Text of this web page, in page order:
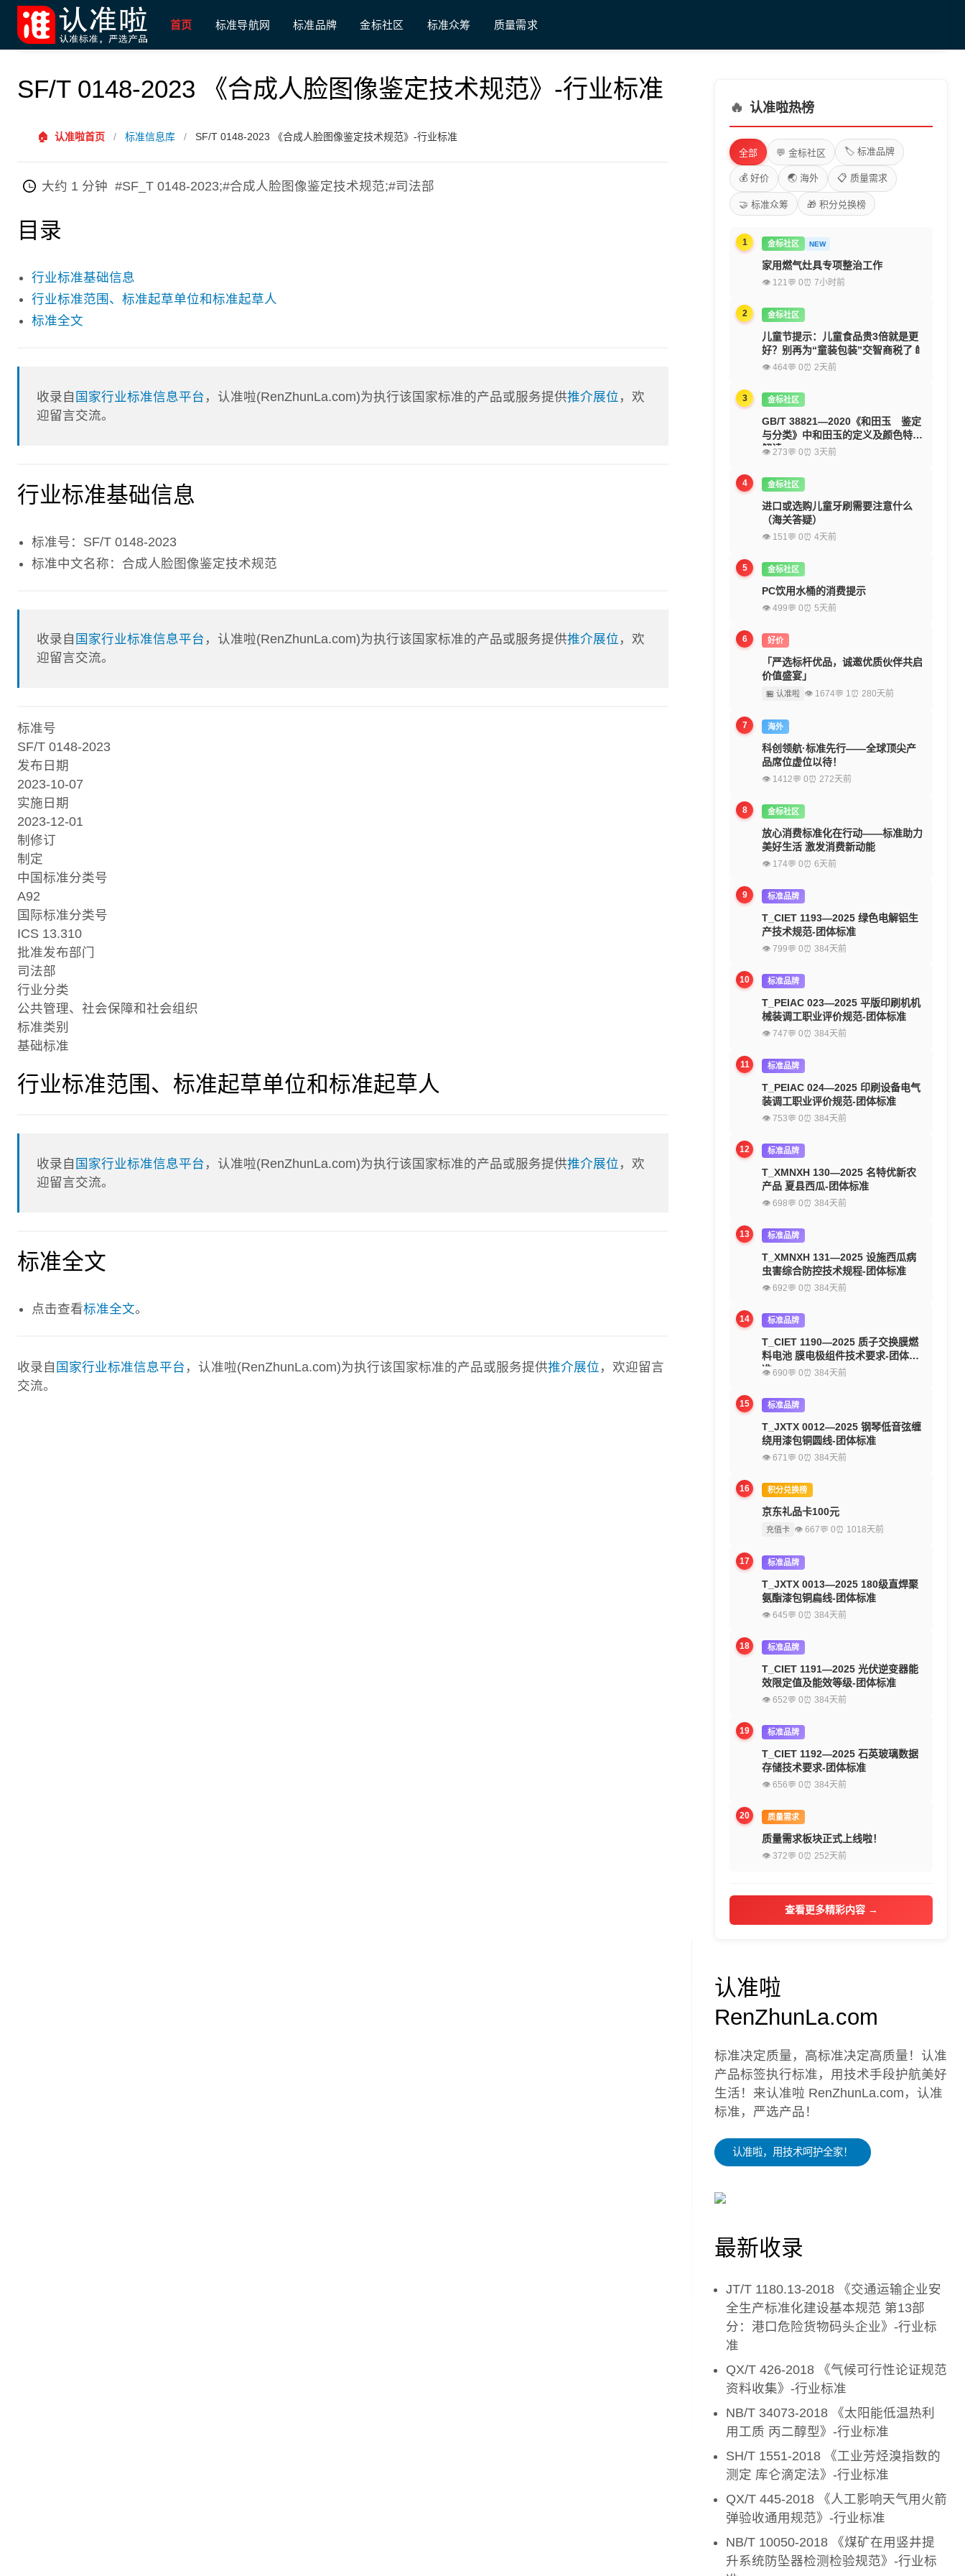
首页 标准导航网 标准品牌 金标社区 标准众筹 质量需求
SF/T 0148-2023 《合成人脸图像鉴定技术规范》-行业标准
🏠 认准啦首页 / 标准信息库 / SF/T 0148-2023 《合成人脸图像鉴定技术规范》-行业标准
大约 1 分钟 #SF_T 0148-2023;#合成人脸图像鉴定技术规范;#司法部
目录
行业标准基础信息
行业标准范围、标准起草单位和标准起草人
标准全文
收录自 国家行业标准信息平台 ，认准啦(RenZhunLa.com)为执行该国家标准的产品或服务提供推介展位 ，欢
迎留言交流。
行业标准基础信息
标准号：SF/T 0148-2023
标准中文名称：合成人脸图像鉴定技术规范
收录自 国家行业标准信息平台 ，认准啦(RenZhunLa.com)为执行该国家标准的产品或服务提供推介展位 ，欢
迎留言交流。
标准号
SF/T 0148-2023
发布日期
2023-10-07
实施日期
2023-12-01
制修订
制定
中国标准分类号
A92
国际标准分类号
ICS 13.310
批准发布部门
司法部
行业分类
公共管理、社会保障和社会组织
标准类别
基础标准
行业标准范围、标准起草单位和标准起草人
收录自 国家行业标准信息平台 ，认准啦(RenZhunLa.com)为执行该国家标准的产品或服务提供推介展位 ，欢
迎留言交流。
标准全文
点击查看标准全文。
收录自 国家行业标准信息平台 ，认准啦(RenZhunLa.com)为执行该国家标准的产品或服务提供推介展位 ，欢迎留言
交流。
🔥 认准啦热榜
全部 💬 金标社区 🏷️ 标准品牌
💰 好价 🌏 海外 📋 质量需求
🤝 标准众筹 🎁 积分兑换榜
1 金标社区 NEW
家用燃气灶具专项整治工作
👁 121💬 0⏰ 7小时前
2 金标社区
儿童节提示：儿童食品贵3倍就是更
好？别再为“童装包装”交智商税了🍼
👁 464💬 0⏰ 2天前
3 金标社区
GB/T 38821—2020《和田玉 鉴定
与分类》中和田玉的定义及颜色特征
解读
👁 273💬 0⏰ 3天前
4 金标社区
进口或选购儿童牙刷需要注意什么
（海关答疑）
👁 151💬 0⏰ 4天前
5 金标社区
PC饮用水桶的消费提示
👁 499💬 0⏰ 5天前
6 好价
「严选标杆优品，诚邀优质伙伴共启
价值盛宴」
🏪 认准啦 👁 1674💬 1⏰ 280天前
7 海外
科创领航·标准先行——全球顶尖产
品席位虚位以待！
👁 1412💬 0⏰ 272天前
8 金标社区
放心消费标准化在行动——标准助力
美好生活 激发消费新动能
👁 174💬 0⏰ 6天前
9 标准品牌
T_CIET 1193—2025 绿色电解铝生
产技术规范-团体标准
👁 799💬 0⏰ 384天前
10 标准品牌
T_PEIAC 023—2025 平版印刷机机
械装调工职业评价规范-团体标准
👁 747💬 0⏰ 384天前
11 标准品牌
T_PEIAC 024—2025 印刷设备电气
装调工职业评价规范-团体标准
👁 753💬 0⏰ 384天前
12 标准品牌
T_XMNXH 130—2025 名特优新农
产品 夏县西瓜-团体标准
👁 698💬 0⏰ 384天前
13 标准品牌
T_XMNXH 131—2025 设施西瓜病
虫害综合防控技术规程-团体标准
👁 692💬 0⏰ 384天前
14 标准品牌
T_CIET 1190—2025 质子交换膜燃
料电池 膜电极组件技术要求-团体标
准
👁 690💬 0⏰ 384天前
15 标准品牌
T_JXTX 0012—2025 钢琴低音弦缠
绕用漆包铜圆线-团体标准
👁 671💬 0⏰ 384天前
16 积分兑换榜
京东礼品卡100元
充值卡 👁 667💬 0⏰ 1018天前
17 标准品牌
T_JXTX 0013—2025 180级直焊聚
氨酯漆包铜扁线-团体标准
👁 645💬 0⏰ 384天前
18 标准品牌
T_CIET 1191—2025 光伏逆变器能
效限定值及能效等级-团体标准
👁 652💬 0⏰ 384天前
19 标准品牌
T_CIET 1192—2025 石英玻璃数据
存储技术要求-团体标准
👁 656💬 0⏰ 384天前
20 质量需求
质量需求板块正式上线啦！
👁 372💬 0⏰ 252天前
查看更多精彩内容 →
认准啦
RenZhunLa.com
标准决定质量，高标准决定高质量！认准
产品标签执行标准，用技术手段护航美好
生活！来认准啦 RenZhunLa.com，认准
标准，严选产品！
认准啦，用技术呵护全家！
最新收录
JT/T 1180.13-2018 《交通运输企业安
全生产标准化建设基本规范 第13部
分：港口危险货物码头企业》-行业标
准
QX/T 426-2018 《气候可行性论证规范
资料收集》-行业标准
NB/T 34073-2018 《太阳能低温热利
用工质 丙二醇型》-行业标准
SH/T 1551-2018 《工业芳烃溴指数的
测定 库仑滴定法》-行业标准
QX/T 445-2018 《人工影响天气用火箭
弹验收通用规范》-行业标准
NB/T 10050-2018 《煤矿在用竖井提
升系统防坠器检测检验规范》-行业标